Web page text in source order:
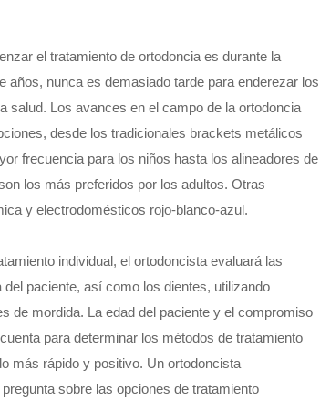
el tratamiento de ortodoncia es durante la
años, nunca es demasiado tarde para enderezar los
salud. Los avances en el campo de la ortodoncia
desde los tradicionales brackets metálicos
frecuencia para los niños hasta los alineadores de
los más preferidos por los adultos. Otras
y electrodomésticos rojo-blanco-azul.
individual, el ortodoncista evaluará las
paciente, así como los dientes, utilizando
de mordida. La edad del paciente y el compromiso
para determinar los métodos de tratamiento
más rápido y positivo. Un ortodoncista
sobre las opciones de tratamiento